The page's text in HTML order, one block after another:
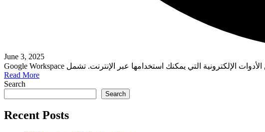
June 3, 2025
Read More
Search
Search
Recent Posts